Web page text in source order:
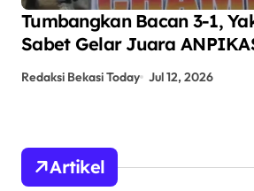
ANPIKASI CUP 2026 Jadi
Pembinaan Bakat Sepak
Redaksi Bekasi Today Jun 24, 2026
Artikel